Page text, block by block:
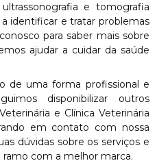
e tomografia
identificar e tratar problemas
para saber mais sobre
ajudar a cuidar da saúde
de uma forma profissional e
disponibilizar outros
e Clínica Veterinária
em contato com nossa
dúvidas sobre os serviços e
com a melhor marca.